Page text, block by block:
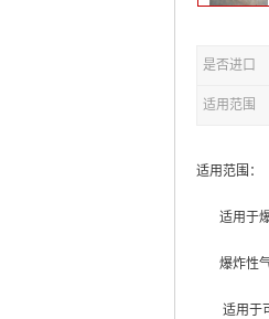
是否进口
适用范围
适用范围：
适用于爆
爆炸性气
适用于可